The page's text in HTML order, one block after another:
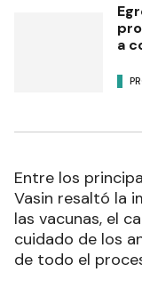
a
Entre los
Vasin resaltó la
las vacunas, el
cuidado de los
de todo el